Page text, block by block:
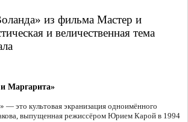
из фильма Мастер и
и величественная тема
Маргарита»
— это культовая экранизация одноимённого
выпущенная режиссёром Юрием Карой в 1994